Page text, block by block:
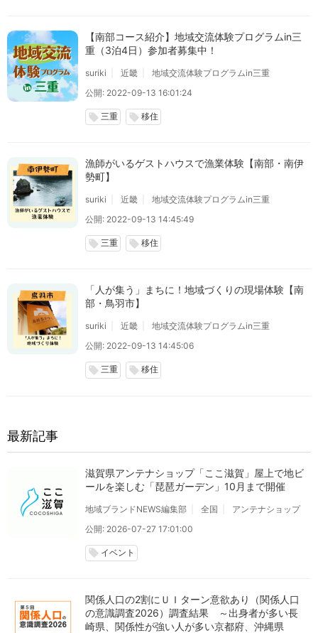
【南部コース紹介】地域交流体験プログラムin三
重（3泊4日）参加者募集中！
suriki 近畿
地域交流体験プログラムin三重
公開: 2022-09-13 16:01:24
local_offer 三重 local_offer 移住
漁師がいるゲストハウスで漁業体験【南部・南伊
勢町】
suriki 近畿
地域交流体験プログラムin三重
公開: 2022-09-13 14:45:49
local_offer 三重 local_offer 移住
「人が集う」まちに！地域づくりの現場体験【南
部・鳥羽市】
suriki 近畿
地域交流体験プログラムin三重
公開: 2022-09-13 14:45:06
local_offer 三重 local_offer 移住
最新記事
滋賀県アンテナショップ「ここ滋賀」屋上で地ビ
ールを楽しむ「琵琶ガーデン」10月まで開催
地域ブランドNEWS編集部 全国
アンテナショップ
公開: 2026-07-27 17:01:00
local_offer イベント
関係人口の2割にＵＩターン意欲あり（関係人口
の意識調査2026）調査結果 ～出身者が多い長
崎県、関係性が強い人が多い京都府、沖縄県